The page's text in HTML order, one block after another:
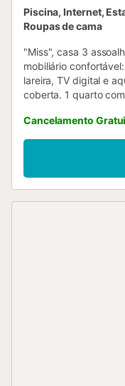
Piscina, Internet,
Roupas de cama
"Miss", casa 3
mobiliário
lareira, TV digital e
coberta. 1 quarto
com 1 cama de casal
ventoinha. Cozinha
microondas,
à varanda coberta.
churrasqueira
Cancelamento